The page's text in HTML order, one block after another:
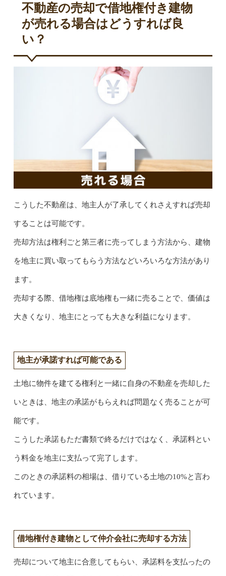
不動産の売却で借地権付き建物
が売れる場合はどうすれば良
い？
こうした不動産は、地主人が了承してくれさえすれば売却
することは可能です。
売却方法は権利ごと第三者に売ってしまう方法から、建物
を地主に買い取ってもらう方法などいろいろな方法があり
ます。
売却する際、借地権は底地権も一緒に売ることで、価値は
大きくなり、地主にとっても大きな利益になります。
地主が承諾すれば可能である
土地に物件を建てる権利と一緒に自身の不動産を売却した
いときは、地主の承諾がもらえれば問題なく売ることが可
能です。
こうした承諾もただ書類で終るだけではなく、承諾料とい
う料金を地主に支払って完了します。
このときの承諾料の相場は、借りている土地の10%と言わ
れています。
借地権付き建物として仲介会社に売却する方法
売却について地主に合意してもらい、承諾料を支払ったの